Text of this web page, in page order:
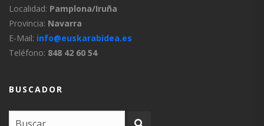
Localidad: Pamplona/Iruña
Provincia: Navarra
E-Mail: info@euskarabidea.es
Teléfono: 848 42 60 54
BUSCADOR